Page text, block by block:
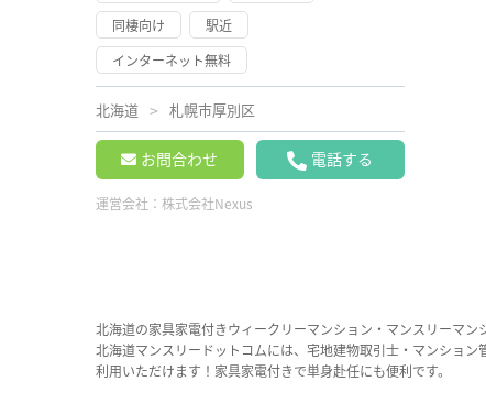
同棲向け
駅近
インターネット無料
北海道 札幌市厚別区
お問合わせ 電話する
運営会社： 株式会社Nexus
北海道の家具家電付きウィークリーマンション・マンスリーマ
北海道マンスリードットコムには、宅地建物取引士・マンショ
利用いただけます！家具家電付きで単身赴任にも便利です。